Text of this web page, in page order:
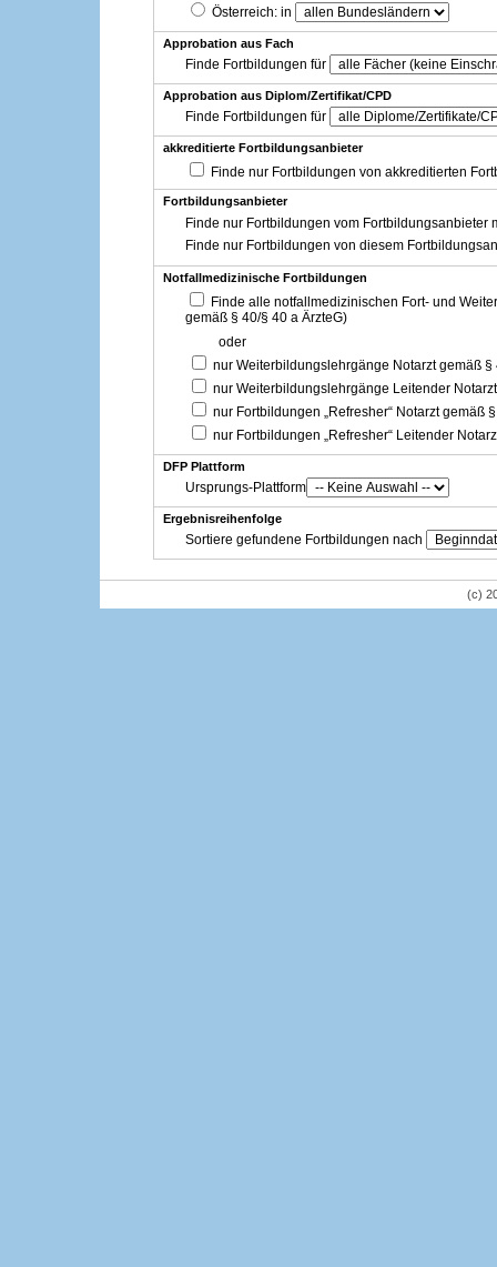
Österreich: in
Approbation aus Fach
Finde Fortbildungen für
Approbation aus Diplom/Zertifikat/CPD
Finde Fortbildungen für
akkreditierte Fortbildungsanbieter
Finde nur Fortbildungen von akkreditierten
Fortbildungsanbieter
Finde nur Fortbildungen vom Fortbildungsanbieter
Finde nur Fortbildungen von diesem
Notfallmedizinische Fortbildungen
Finde alle notfallmedizinischen Fort- und
gemäß § 40/§ 40 a ÄrzteG)
oder
nur Weiterbildungslehrgänge Notarzt gemäß §
nur Weiterbildungslehrgänge Leitender
nur Fortbildungen „Refresher“ Notarzt gemäß
nur Fortbildungen „Refresher“ Leitender
DFP Plattform
Ursprungs-Plattform
Ergebnisreihenfolge
Sortiere gefundene Fortbildungen nach
(c)